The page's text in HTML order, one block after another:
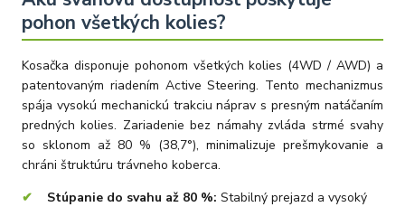
pohon všetkých kolies?
Kosačka disponuje pohonom všetkých kolies (4WD / AWD) a
patentovaným riadením Active Steering. Tento mechanizmus
spája vysokú mechanickú trakciu náprav s presným natáčaním
predných kolies. Zariadenie bez námahy zvláda strmé svahy
so sklonom až 80 % (38,7°), minimalizuje prešmykovanie a
chráni štruktúru trávneho koberca.
Stúpanie do svahu až 80 %: Stabilný prejazd a vysoký